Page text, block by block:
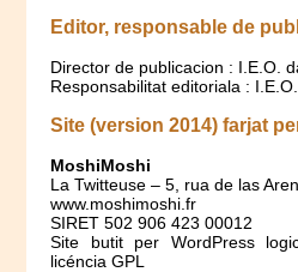
Editor, responsable de
Director de publicacion : I.E.O.
Responsabilitat editoriala :
Site (version 2014) farjat
MoshiMoshi
La Twitteuse – 5, rua de las
www.moshimoshi.fr
SIRET 502 906 423 00012
Site butit per WordPress
licéncia GPL